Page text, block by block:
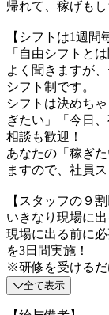
帰れて、稼げも
【シフトは1週間
「自由シフトと
よく聞きますが
シフト制です。
シフトは決めち
ぎたい」「今日
相談も歓迎！
あなたの「稼ぎ
ますので、社員
【スタッフの９
いきなり現場に
現場に出る前に
を3日間実施！
※研修を受けるだ
全て表示